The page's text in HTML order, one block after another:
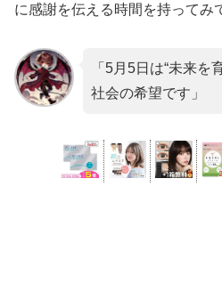
に感謝を伝える時間を持ってみ
「5月5日は“未来を
社会の希望です」